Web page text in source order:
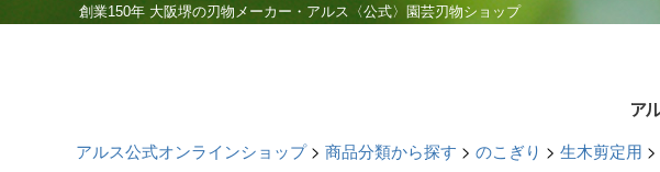
創業150年 大阪堺の刃物メーカー・アルス〈公式〉園芸刃物ショップ
アルス公式オンラインショップ 商品分類から探す のこぎり 生木剪定用